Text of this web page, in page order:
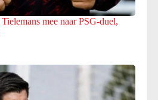
mee naar PSG-duel,